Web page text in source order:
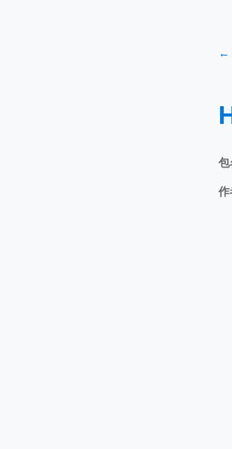
←
包
作